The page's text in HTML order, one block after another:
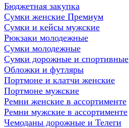
Бюджетная закупка
Сумки женские Премиум
Сумки и кейсы мужские
Рюкзаки молодежные
Сумки молодежные
Сумки дорожные и спортивные
Обложки и футляры
Портмоне и клатчи женские
Портмоне мужские
Ремни женские в ассортименте
Ремни мужские в ассортименте
Чемоданы дорожные и Телеги